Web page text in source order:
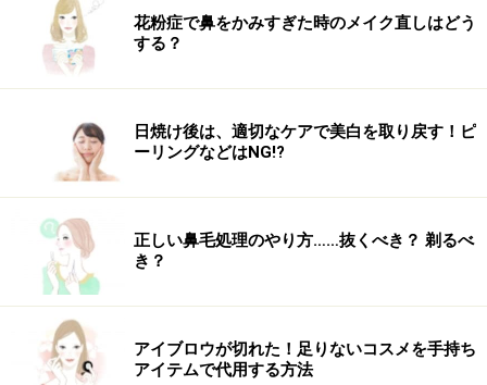
花粉症で鼻をかみすぎた時のメイク直しはどう
する？
日焼け後は、適切なケアで美白を取り戻す！ピ
ーリングなどはNG!?
正しい鼻毛処理のやり方……抜くべき？ 剃るべ
き？
アイブロウが切れた！足りないコスメを手持ち
アイテムで代用する方法